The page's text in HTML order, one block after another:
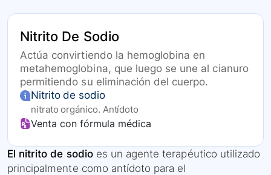
Nitrito De Sodio
Actúa convirtiendo la hemoglobina en
metahemoglobina, que luego se une al cianuro
permitiendo su eliminación del cuerpo.
Nitrito de sodio
nitrato orgánico. Antídoto
Venta con fórmula médica
El nitrito de sodioes un agente terapéutico utilizado
principalmente como antídoto para el